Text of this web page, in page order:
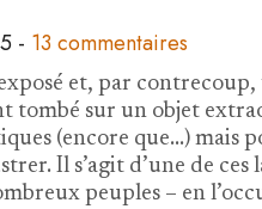
- 13 commentaires
et, par
tombé sur un objet
(encore que...) mais
Il s’agit d’une de ces
peuples – en